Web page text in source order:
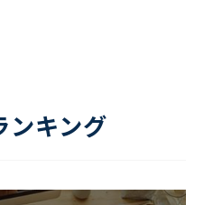
ンキング